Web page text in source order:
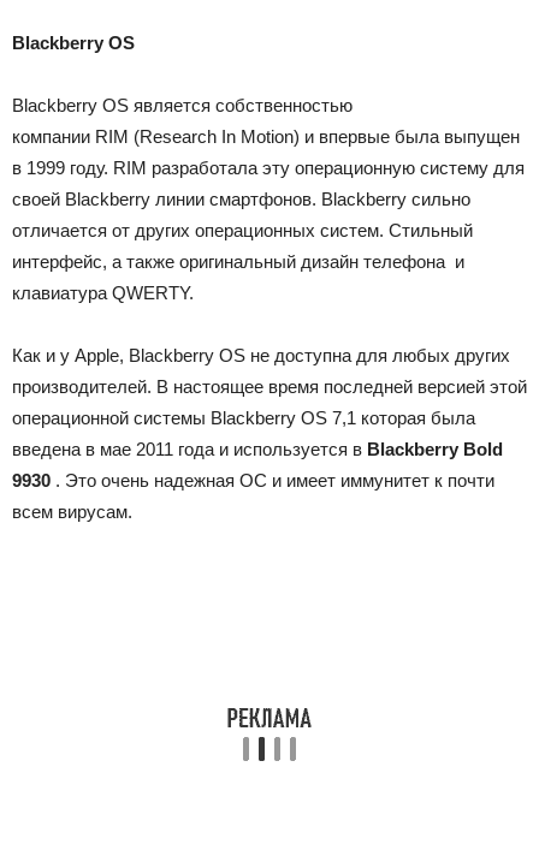
Blackberry OS
Blackberry OS является собственностью
компании RIM (Research In Motion) и впервые была выпущен
в 1999 году. RIM разработала эту операционную систему для
своей Blackberry линии смартфонов. Blackberry сильно
отличается от других операционных систем. Стильный
интерфейс, а также оригинальный дизайн телефона и
клавиатура QWERTY.
Как и у Apple, Blackberry OS не доступна для любых других
производителей. В настоящее время последней версией этой
операционной системы Blackberry OS 7,1 которая была
введена в мае 2011 года и используется в Blackberry Bold
9930 . Это очень надежная ОС и имеет иммунитет к почти
всем вирусам.